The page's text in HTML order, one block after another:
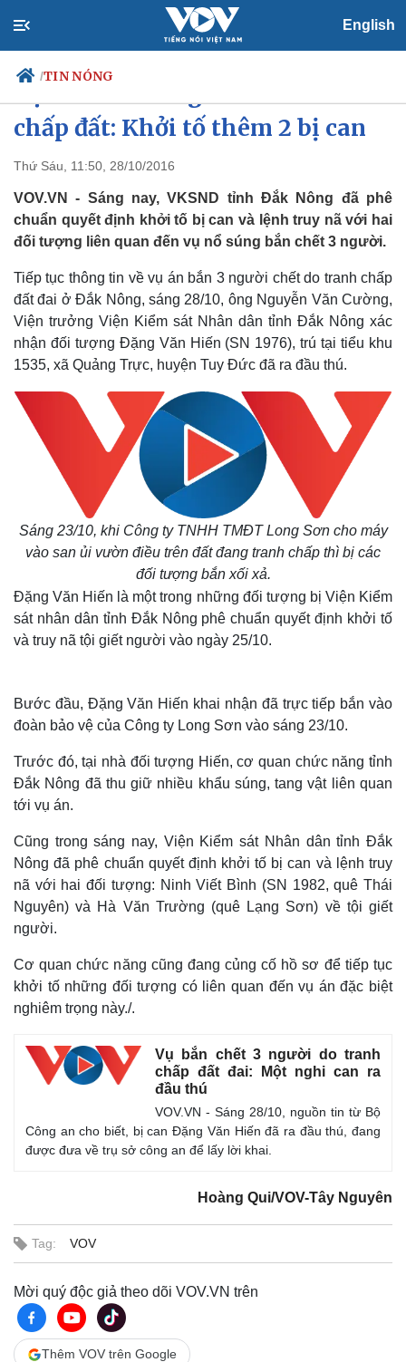
English
/TIN NÓNG
Chính trị
Đảng
Tổ chức nhân sự
Quốc hội
Nhận diện sự thật
Tin 24h
Dự báo thời tiết
Giáo dục
Dấu ấn VOV
Việc làm
Biển đảo
Thế giới
Quan sát
Multimedia
E-Magazine
chấp đất: Khởi tố thêm 2 bị can
Thứ Sáu, 11:50, 28/10/2016
VOV.VN - Sáng nay, VKSND tỉnh Đắk Nông đã phê
chuẩn quyết định khởi tố bị can và lệnh truy nã với hai
đối tượng liên quan đến vụ nổ súng bắn chết 3 người.
Tiếp tục thông tin về vụ án bắn 3 người chết do tranh chấp
đất đai ở Đắk Nông, sáng 28/10, ông Nguyễn Văn Cường,
Viện trưởng Viện Kiểm sát Nhân dân tỉnh Đắk Nông xác
nhận đối tượng Đặng Văn Hiến (SN 1976), trú tại tiểu khu
1535, xã Quảng Trực, huyện Tuy Đức đã ra đầu thú.
Sáng 23/10, khi Công ty TNHH TMĐT Long Sơn cho máy
vào san ủi vườn điều trên đất đang tranh chấp thì bị các
đối tượng bắn xối xả.
Đặng Văn Hiến là một trong những đối tượng bị Viện Kiểm
sát nhân dân tỉnh Đắk Nông phê chuẩn quyết định khởi tố
và truy nã tội giết người vào ngày 25/10.
Bước đầu, Đặng Văn Hiến khai nhận đã trực tiếp bắn vào
đoàn bảo vệ của Công ty Long Sơn vào sáng 23/10.
Trước đó, tại nhà đối tượng Hiến, cơ quan chức năng tỉnh
Đắk Nông đã thu giữ nhiều khẩu súng, tang vật liên quan
tới vụ án.
Cũng trong sáng nay, Viện Kiểm sát Nhân dân tỉnh Đắk
Nông đã phê chuẩn quyết định khởi tố bị can và lệnh truy
nã với hai đối tượng: Ninh Viết Bình (SN 1982, quê Thái
Nguyên) và Hà Văn Trường (quê Lạng Sơn) về tội giết
người.
Cơ quan chức năng cũng đang củng cố hồ sơ để tiếp tục
khởi tố những đối tượng có liên quan đến vụ án đặc biệt
nghiêm trọng này./.
Vụ bắn chết 3 người do tranh
chấp đất đai: Một nghi can ra
đầu thú
VOV.VN - Sáng 28/10, nguồn tin từ Bộ
Công an cho biết, bị can Đặng Văn Hiến đã ra đầu thú, đang
được đưa về trụ sở công an để lấy lời khai.
Hoàng Qui/VOV-Tây Nguyên
Tag: VOV
Mời quý độc giả theo dõi VOV.VN trên
Thêm VOV trên Google